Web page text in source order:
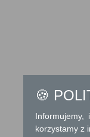
🍪
korzystamy z